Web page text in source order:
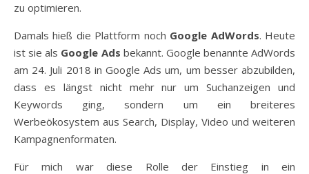
zu optimieren.
Damals hieß die Plattform noch Google AdWords. Heute
ist sie als Google Ads bekannt. Google benannte AdWords
am 24. Juli 2018 in Google Ads um, um besser abzubilden,
dass es längst nicht mehr nur um Suchanzeigen und
Keywords ging, sondern um ein breiteres
Werbeökosystem aus Search, Display, Video und weiteren
Kampagnenformaten.
Für mich war diese Rolle der Einstieg in ein